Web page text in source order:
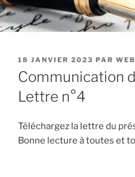
PUBLIÉ
LE
18 JANVIER 2023 PAR
Communication
Lettre n°4
Téléchargez la lettre du
Bonne lecture à toutes et